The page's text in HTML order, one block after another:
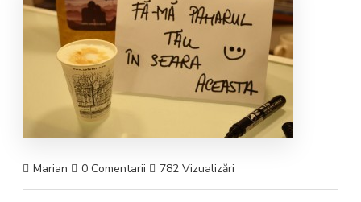
Marian 0 Comentarii 782 Vizualizări